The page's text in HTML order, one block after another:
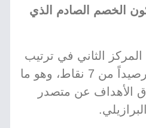
الخصم الصادم الذي
الثاني في ترتيب
مجموعتهم، محققين رصيداً من 7 نقاط، وهو ما
الأهداف عن متصدر